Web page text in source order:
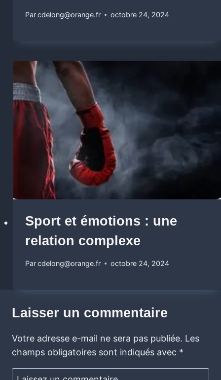
Parcdelong@orange.fr octobre 24, 2024
Sport et émotions : une
relation complexe
Parcdelong@orange.fr octobre 24, 2024
Laisser un commentaire
Votre adresse e-mail ne sera pas publiée. Les
champs obligatoires sont indiqués avec *